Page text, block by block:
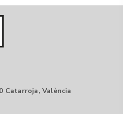
Catarroja, València